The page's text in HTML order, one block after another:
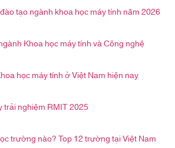
tạo ngành khoa học máy tính năm 2026
Khoa học máy tính và Công nghệ
học máy tính ở Việt Nam hiện nay
trải nghiệm RMIT 2025
trường nào? Top 12 trường tại Việt Nam